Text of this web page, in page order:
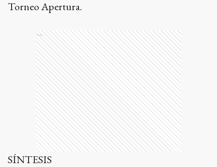
Torneo Apertura.
Ads
SÍNTESIS